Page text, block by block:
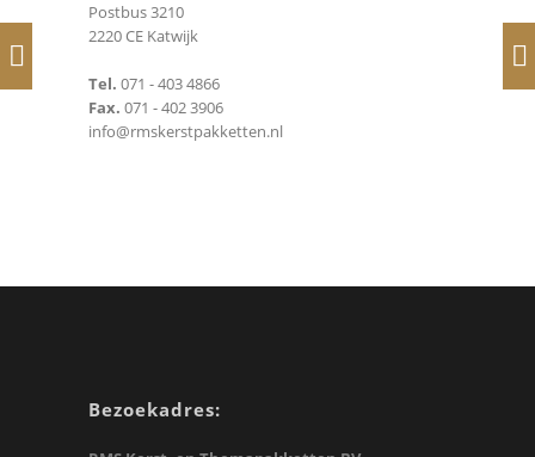
Postbus 3210
2220 CE Katwijk
Tel. 071 - 403 4866
Fax. 071 - 402 3906
info@rmskerstpakketten.nl
Bezoekadres: